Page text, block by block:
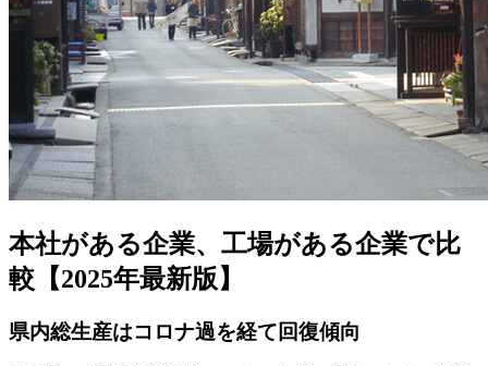
本社がある企業、工場がある企業で比
較【2025年最新版】
県内総生産はコロナ過を経て回復傾向